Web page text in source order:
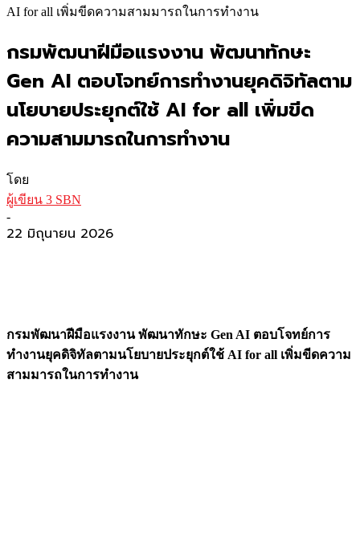
AI for all เพิ่มขีดความสามมารถในการทำงาน
กรมพัฒนาฝีมือแรงงาน พัฒนาทักษะ
Gen AI ตอบโจทย์การทำงานยุคดิจิทัลตาม
นโยบายประยุกต์ใช้ AI for all เพิ่มขีด
ความสามมารถในการทำงาน
โดย
ผู้เขียน 3 SBN
-
22 มิถุนายน 2026
กรมพัฒนาฝีมือแรงงาน พัฒนาทักษะ Gen AI ตอบโจทย์การ
ทำงานยุคดิจิทัลตามนโยบายประยุกต์ใช้ AI for all เพิ่มขีดความ
สามมารถในการทำงาน